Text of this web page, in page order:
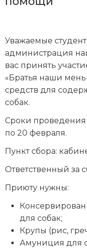
Уважаемые
администрация
вас принять
«Братья наши
средств для
собак.
Сроки проведения
по 20 февраля.
Пункт сбора:
Ответственный за
Приюту нужны:
для собак;
Крупы (рис,
Амуниция для